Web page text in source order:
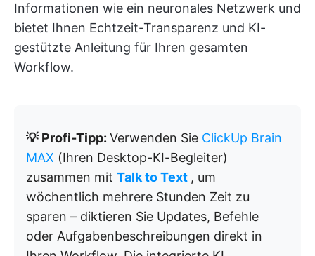
Informationen wie ein neuronales Netzwerk und
bietet Ihnen Echtzeit-Transparenz und KI-
gestützte Anleitung für Ihren gesamten
Workflow.
💡 Profi-Tipp: Verwenden Sie ClickUp Brain
MAX (Ihren Desktop-KI-Begleiter)
zusammen mit Talk to Text , um
wöchentlich mehrere Stunden Zeit zu
sparen – diktieren Sie Updates, Befehle
oder Aufgabenbeschreibungen direkt in